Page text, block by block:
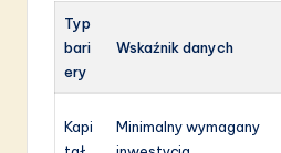
Typ
bari
ery
Wskaźnik danych
Kapi
Minimalny wymagany